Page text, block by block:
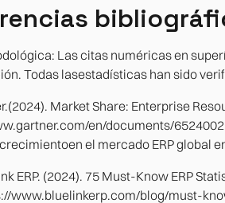
Las citas numéricas en
Todas lasestadísticas han sido
Market Share: Enterprise
en/documents/
el mercado ERP global
ERP. (2024). 75 Must-Know ERP
www.bluelinkerp.com/blog/must-